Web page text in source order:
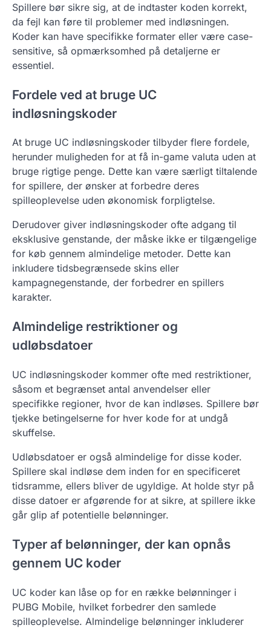
Spillere bør sikre sig, at de indtaster koden korrekt,
da fejl kan føre til problemer med indløsningen.
Koder kan have specifikke formater eller være case-
sensitive, så opmærksomhed på detaljerne er
essentiel.
Fordele ved at bruge UC
indløsningskoder
At bruge UC indløsningskoder tilbyder flere fordele,
herunder muligheden for at få in-game valuta uden at
bruge rigtige penge. Dette kan være særligt tiltalende
for spillere, der ønsker at forbedre deres
spilleoplevelse uden økonomisk forpligtelse.
Derudover giver indløsningskoder ofte adgang til
eksklusive genstande, der måske ikke er tilgængelige
for køb gennem almindelige metoder. Dette kan
inkludere tidsbegrænsede skins eller
kampagnegenstande, der forbedrer en spillers
karakter.
Almindelige restriktioner og
udløbsdatoer
UC indløsningskoder kommer ofte med restriktioner,
såsom et begrænset antal anvendelser eller
specifikke regioner, hvor de kan indløses. Spillere bør
tjekke betingelserne for hver kode for at undgå
skuffelse.
Udløbsdatoer er også almindelige for disse koder.
Spillere skal indløse dem inden for en specificeret
tidsramme, ellers bliver de ugyldige. At holde styr på
disse datoer er afgørende for at sikre, at spillere ikke
går glip af potentielle belønninger.
Typer af belønninger, der kan opnås
gennem UC koder
UC koder kan låse op for en række belønninger i
PUBG Mobile, hvilket forbedrer den samlede
spilleoplevelse. Almindelige belønninger inkluderer